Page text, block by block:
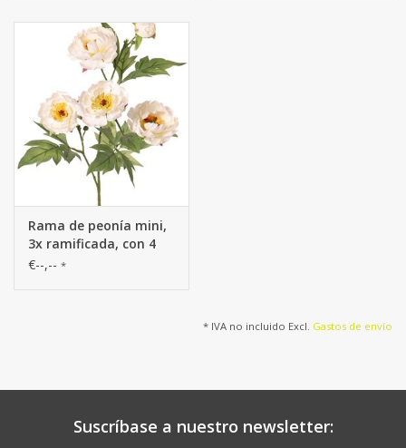
Rama de peonía mini,
3x ramificada, con 4
flores Ø 7 cm, (2 L/ 2 M)
€--,-- *
* IVA no incluido Excl. Gastos de envío
Suscríbase a nuestro newsletter: